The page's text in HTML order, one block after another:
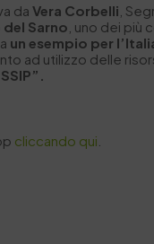
daVera Corbelli ,
Sarno , uno dei
un esempio per
ad utilizzo delle
cliccando qui